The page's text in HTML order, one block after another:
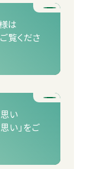
は
覧くださ
い
い」をご